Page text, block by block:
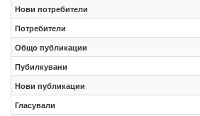
Нови потребители
Потребители
Общо публикации
Пубилкувани
Нови публикации
Гласували